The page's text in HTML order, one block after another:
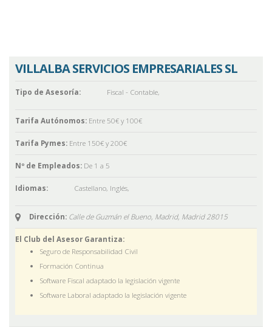
VILLALBA SERVICIOS EMPRESARIALES SL
Tipo de Asesoría: Fiscal - Contable,
Tarifa Autónomos: Entre 50€ y 100€
Tarifa Pymes: Entre 150€ y 200€
Nº de Empleados: De 1 a 5
Idiomas: Castellano, Inglés,
Dirección: Calle de Guzmán el Bueno, Madrid, Madrid 28015
El Club del Asesor Garantiza:
Seguro de Responsabilidad Civil
Formación Continua
Software Fiscal adaptado la legislación vigente
Software Laboral adaptado la legislación vigente